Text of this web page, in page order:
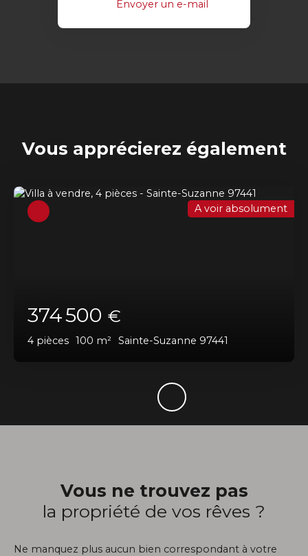
Envoyer un e-mail
Vous apprécierez également
374 500 €
4 pièces 100 m² Sainte-Suzanne 97441
A voir absolument
Vous ne trouvez pas
la propriété de vos rêves ?
Ne manquez plus aucun bien correspondant à votre